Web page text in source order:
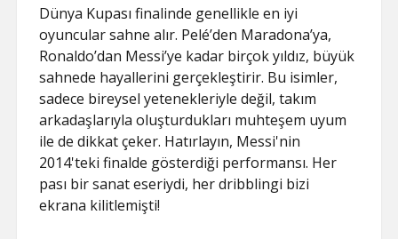
Dünya Kupası finalinde genellikle en iyi
oyuncular sahne alır. Pelé’den Maradona’ya,
Ronaldo’dan Messi’ye kadar birçok yıldız, büyük
sahnede hayallerini gerçekleştirir. Bu isimler,
sadece bireysel yetenekleriyle değil, takım
arkadaşlarıyla oluşturdukları muhteşem uyum
ile de dikkat çeker. Hatırlayın, Messi'nin
2014'teki finalde gösterdiği performansı. Her
pası bir sanat eseriydi, her dribblingi bizi
ekrana kilitlemişti!